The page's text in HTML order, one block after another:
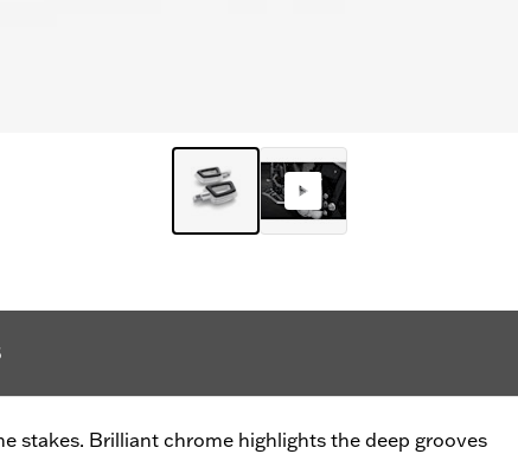
stakes. Brilliant chrome highlights the deep grooves